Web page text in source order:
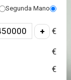
Segunda Mano
€
€
€